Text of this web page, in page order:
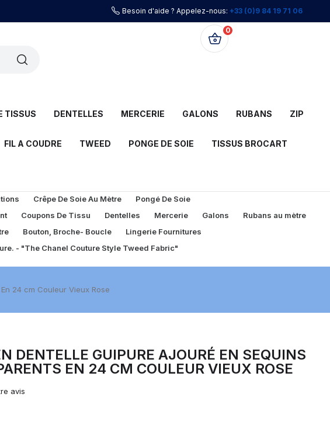
Besoin d'aide ? Appelez-nous: +33 (0)9 84 19 71 06
0
TISSUS DENTELLES MERCERIE GALONS RUBANS ZIP
FIL A COUDRE TWEED PONGE DE SOIE TISSUS BROCART
Crêpe De Soie Au Mètre
Pongé De Soie
Coupons De Tissu Dentelles Mercerie Galons
Rubans au mètre
Bouton, Broche- Boucle
Lingerie Fournitures
- "The Chanel Couture Style Tweed Fabric"
24 cm Couleur Vieux Rose
DENTELLE GUIPURE AJOURÉ EN SEQUINS
EN 24 CM COULEUR VIEUX ROSE
avis